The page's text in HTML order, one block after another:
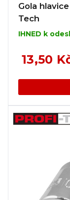
Gola
Tech
IHNED k
13,50